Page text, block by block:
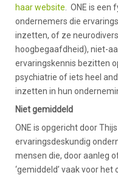
haar website . ONE is
ondernemers die
inzetten, of ze
hoogbegaafdheid), niet-
ervaringskennis bezitten
psychiatrie of iets heel
inzetten in hun
Niet gemiddeld
ONE is opgericht door
ervaringsdeskundig
mensen die, door aanleg
‘gemiddeld’ vaak voor